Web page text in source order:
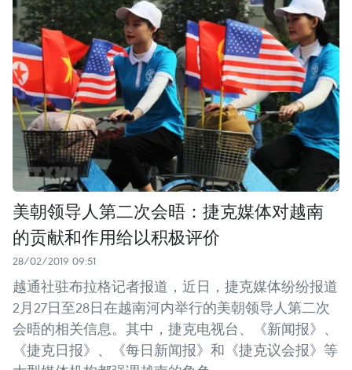
美朝领导人第二次会晤：捷克媒体对越南
的贡献和作用给以积极评价
28/02/2019 09:51
越通社驻布拉格记者报道，近日，捷克媒体纷纷报道
2月27日至28日在越南河内举行的美朝领导人第二次
会晤的相关信息。其中，捷克电视台、《新闻报》、
《捷克日报》、《每日新闻报》和《捷克议会报》等